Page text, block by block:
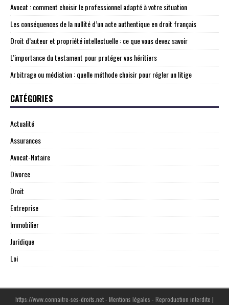
Avocat : comment choisir le professionnel adapté à votre situation
Les conséquences de la nullité d’un acte authentique en droit français
Droit d’auteur et propriété intellectuelle : ce que vous devez savoir
L’importance du testament pour protéger vos héritiers
Arbitrage ou médiation : quelle méthode choisir pour régler un litige
CATÉGORIES
Actualité
Assurances
Avocat-Notaire
Divorce
Droit
Entreprise
Immobilier
Juridique
Loi
https://www.connaitre-ses-droits.net - Mentions légales - Reproduction interdite |